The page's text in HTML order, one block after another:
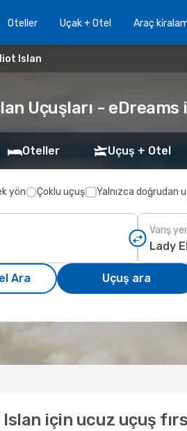
Oteller Uçak + Otel Araç
Islan
Uçuşları -
Oteller Uçuş + Otel
yön Çoklu uçuş Yalnızca doğrudan
Varış
Ara Uçuş ara
için ucuz uçuş